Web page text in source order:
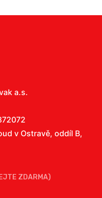
a.s.
v Ostravě, oddíl B,
ZDARMA)